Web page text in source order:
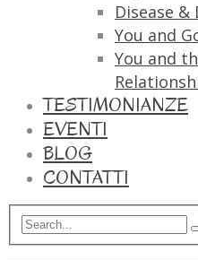
Disease
You and
You and
TESTIMONIANZE
EVENTI
BLOG
CONTATTI